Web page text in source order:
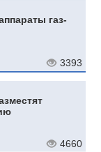
газ-
3393
4660